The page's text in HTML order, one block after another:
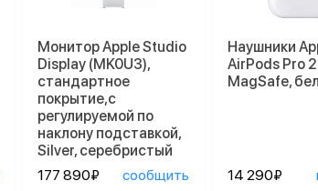
Монитор Apple Studio
Display (MK0U3),
стандартное
покрытие,с
регулируемой по
наклону подставкой,
Silver, серебристый
177 890₽
сообщить
Наушники
AirPods Pro 2
MagSafe,
14 290₽